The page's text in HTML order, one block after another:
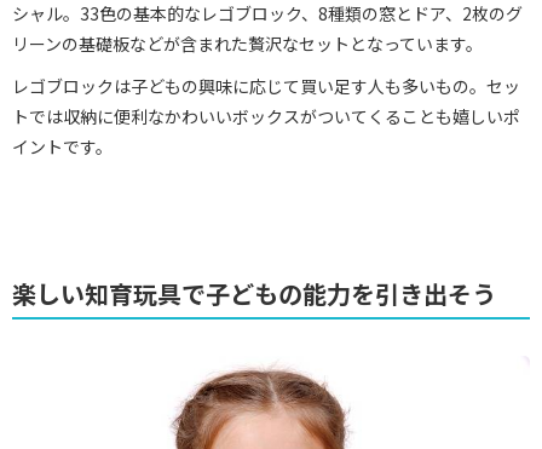
シャル。33色の基本的なレゴブロック、8種類の窓とドア、2枚のグ
リーンの基礎板などが含まれた贅沢なセットとなっています。
レゴブロックは子どもの興味に応じて買い足す人も多いもの。セッ
トでは収納に便利なかわいいボックスがついてくることも嬉しいポ
イントです。
楽しい知育玩具で子どもの能力を引き出そう